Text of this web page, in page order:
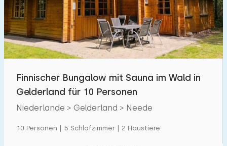
Schwimmbad 2
Eingezäunter Garten 0
Haustierfrei 2
Ladestation Auto
Finnischer Bungalow mit Sauna im Wald in
Gelderland für 10 Personen
Niederlande > Gelderland > Neede
10 Personen | 5 Schlafzimmer | 2 Haustiere